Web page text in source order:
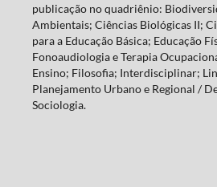
publicação no quadriênio:
Ambientais; Ciências Biológicas II;
para a Educação Básica; Educação
Fonoaudiologia e Terapia
Ensino; Filosofia; Interdisciplinar;
Planejamento Urbano e Regional /
Sociologia.